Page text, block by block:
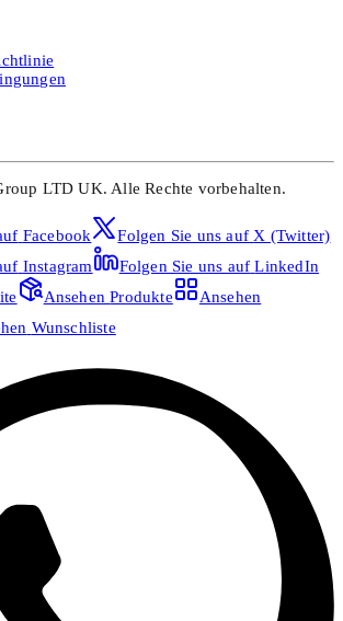
LTD UK. Alle Rechte vorbehalten.
Facebook Folgen Sie uns auf X (Twitter)
Instagram Folgen Sie uns auf LinkedIn
Ansehen Produkte
Ansehen
Wunschliste